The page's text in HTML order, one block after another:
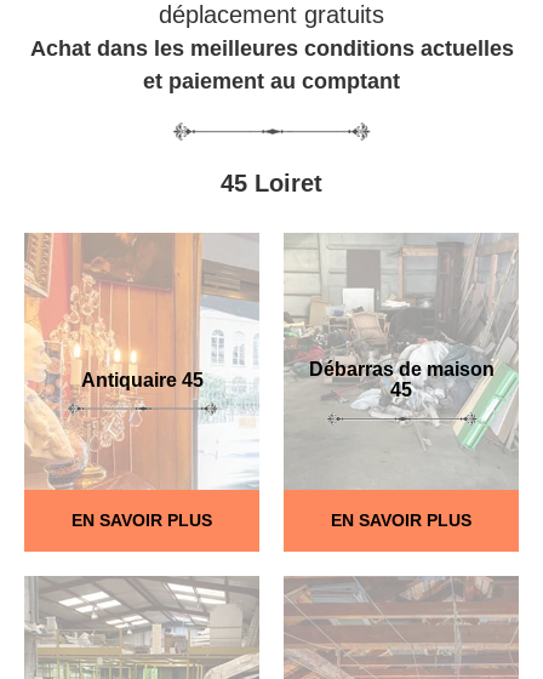
déplacement gratuits
Achat dans les meilleures conditions actuelles
et paiement au comptant
45 Loiret
Antiquaire 45
EN SAVOIR PLUS
Débarras de maison
45
EN SAVOIR PLUS